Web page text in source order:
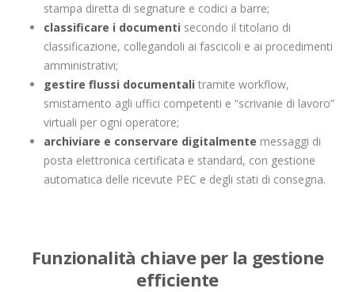
stampa diretta di segnature e codici a barre;
classificare i documenti secondo il titolario di
classificazione, collegandoli ai fascicoli e ai procedimenti
amministrativi;
gestire flussi documentali tramite workflow,
smistamento agli uffici competenti e “scrivanie di lavoro”
virtuali per ogni operatore;
archiviare e conservare digitalmente messaggi di
posta elettronica certificata e standard, con gestione
automatica delle ricevute PEC e degli stati di consegna.
Funzionalità chiave per la gestione
efficiente